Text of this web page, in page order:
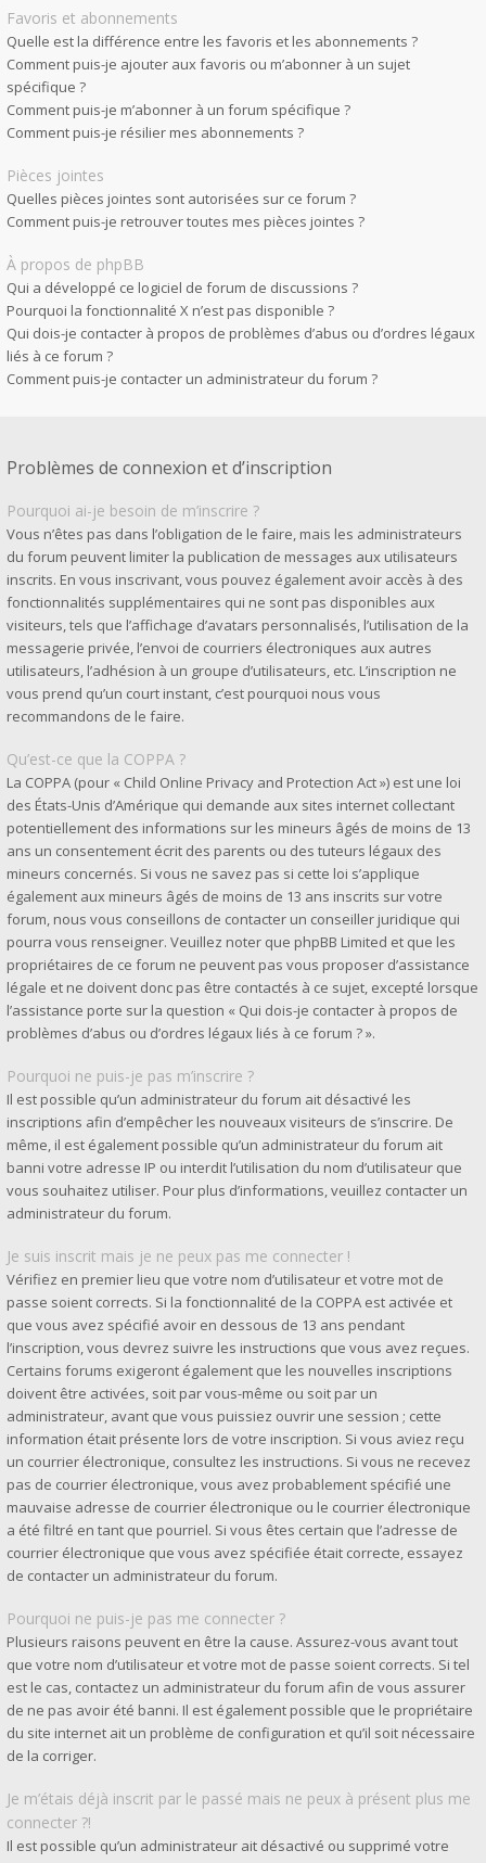
Favoris et abonnements
Quelle est la différence entre les favoris et les abonnements ?
Comment puis-je ajouter aux favoris ou m’abonner à un sujet
spécifique ?
Comment puis-je m’abonner à un forum spécifique ?
Comment puis-je résilier mes abonnements ?
Pièces jointes
Quelles pièces jointes sont autorisées sur ce forum ?
Comment puis-je retrouver toutes mes pièces jointes ?
À propos de phpBB
Qui a développé ce logiciel de forum de discussions ?
Pourquoi la fonctionnalité X n’est pas disponible ?
Qui dois-je contacter à propos de problèmes d’abus ou d’ordres légaux
liés à ce forum ?
Comment puis-je contacter un administrateur du forum ?
Problèmes de connexion et d’inscription
Pourquoi ai-je besoin de m’inscrire ?
Vous n’êtes pas dans l’obligation de le faire, mais les administrateurs
du forum peuvent limiter la publication de messages aux utilisateurs
inscrits. En vous inscrivant, vous pouvez également avoir accès à des
fonctionnalités supplémentaires qui ne sont pas disponibles aux
visiteurs, tels que l’affichage d’avatars personnalisés, l’utilisation de la
messagerie privée, l’envoi de courriers électroniques aux autres
utilisateurs, l’adhésion à un groupe d’utilisateurs, etc. L’inscription ne
vous prend qu’un court instant, c’est pourquoi nous vous
recommandons de le faire.
Qu’est-ce que la COPPA ?
La COPPA (pour « Child Online Privacy and Protection Act ») est une loi
des États-Unis d’Amérique qui demande aux sites internet collectant
potentiellement des informations sur les mineurs âgés de moins de 13
ans un consentement écrit des parents ou des tuteurs légaux des
mineurs concernés. Si vous ne savez pas si cette loi s’applique
également aux mineurs âgés de moins de 13 ans inscrits sur votre
forum, nous vous conseillons de contacter un conseiller juridique qui
pourra vous renseigner. Veuillez noter que phpBB Limited et que les
propriétaires de ce forum ne peuvent pas vous proposer d’assistance
légale et ne doivent donc pas être contactés à ce sujet, excepté lorsque
l’assistance porte sur la question « Qui dois-je contacter à propos de
problèmes d’abus ou d’ordres légaux liés à ce forum ? ».
Pourquoi ne puis-je pas m’inscrire ?
Il est possible qu’un administrateur du forum ait désactivé les
inscriptions afin d’empêcher les nouveaux visiteurs de s’inscrire. De
même, il est également possible qu’un administrateur du forum ait
banni votre adresse IP ou interdit l’utilisation du nom d’utilisateur que
vous souhaitez utiliser. Pour plus d’informations, veuillez contacter un
administrateur du forum.
Je suis inscrit mais je ne peux pas me connecter !
Vérifiez en premier lieu que votre nom d’utilisateur et votre mot de
passe soient corrects. Si la fonctionnalité de la COPPA est activée et
que vous avez spécifié avoir en dessous de 13 ans pendant
l’inscription, vous devrez suivre les instructions que vous avez reçues.
Certains forums exigeront également que les nouvelles inscriptions
doivent être activées, soit par vous-même ou soit par un
administrateur, avant que vous puissiez ouvrir une session ; cette
information était présente lors de votre inscription. Si vous aviez reçu
un courrier électronique, consultez les instructions. Si vous ne recevez
pas de courrier électronique, vous avez probablement spécifié une
mauvaise adresse de courrier électronique ou le courrier électronique
a été filtré en tant que pourriel. Si vous êtes certain que l’adresse de
courrier électronique que vous avez spécifiée était correcte, essayez
de contacter un administrateur du forum.
Pourquoi ne puis-je pas me connecter ?
Plusieurs raisons peuvent en être la cause. Assurez-vous avant tout
que votre nom d’utilisateur et votre mot de passe soient corrects. Si tel
est le cas, contactez un administrateur du forum afin de vous assurer
de ne pas avoir été banni. Il est également possible que le propriétaire
du site internet ait un problème de configuration et qu’il soit nécessaire
de la corriger.
Je m’étais déjà inscrit par le passé mais ne peux à présent plus me
connecter ?!
Il est possible qu’un administrateur ait désactivé ou supprimé votre